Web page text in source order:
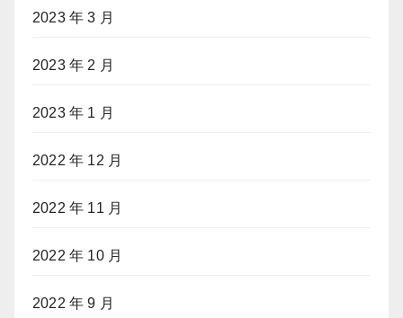
2023 年 3 月
2023 年 2 月
2023 年 1 月
2022 年 12 月
2022 年 11 月
2022 年 10 月
2022 年 9 月